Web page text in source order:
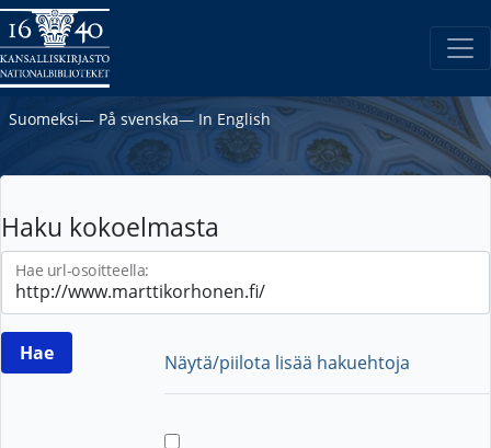
Suomeksi― På svenska― In English
Haku kokoelmasta
Hae url-osoitteella:
Näytä/piilota lisää hakuehtoja